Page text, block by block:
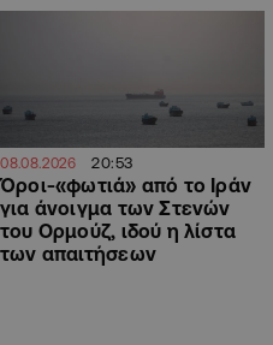
08.08.2026 20:53
Όροι-«φωτιά» από το Ιράν
για άνοιγμα των Στενών
του Ορμούζ, ιδού η λίστα
των απαιτήσεων